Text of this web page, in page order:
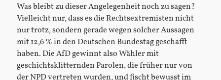
Was bleibt zu dieser Angelegenheit noch zu sagen?
Vielleicht nur, dass es die Rechtsextremisten nicht
nur trotz, sondern gerade wegen solcher Aussagen
mit 12,6 % in den Deutschen Bundestag geschafft
haben. Die AfD gewinnt also Wähler mit
geschichtsklitternden Parolen, die früher nur von
der NPD vertreten wurden, und fischt bewusst im